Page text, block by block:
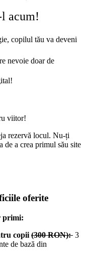
acum!
copilul tău va deveni
nevoie doar de
viitor!
rezervă locul. Nu-ți
de a crea primul său site
oferite
primi:
copii (300 RON): 3
de bază din